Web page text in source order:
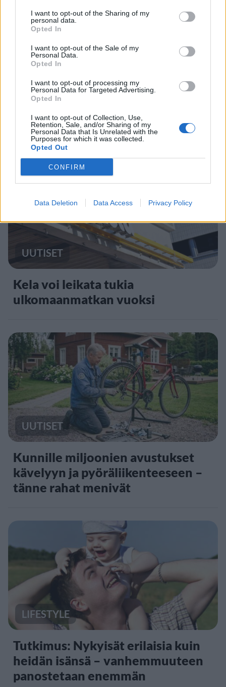
I want to opt-out of the Sharing of my
personal data.
Opted In
I want to opt-out of the Sale of my
Personal Data.
Opted In
I want to opt-out of processing my
Personal Data for Targeted Advertising.
Opted In
I want to opt-out of Collection, Use,
Retention, Sale, and/or Sharing of my
Personal Data that Is Unrelated with the
Purposes for which it was collected.
Opted Out
CONFIRM
Data Deletion Data Access Privacy Policy
4
UUTISET
Kela muuttaa terapiakäytäntöä
5
UUTISET
Kela voi leikata tukia
ulkomaanmatkan vuoksi
UUTISET
Kunnille miljoonien avustukset
kävelyyn ja pyöräliikenteeseen –
tänne rahat menivät
LIFESTYLE
Tutkimus: Nykyisät erilaisia kuin
heidän isänsä – vanhemmuuteen
panostetaan enemmän